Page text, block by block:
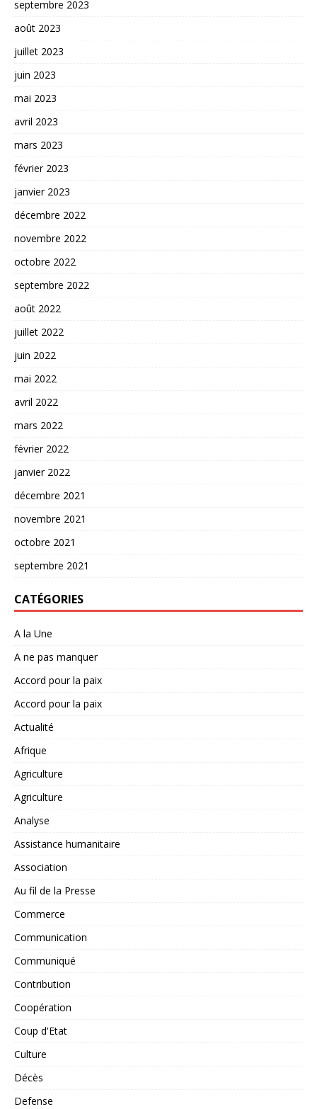
septembre 2023
août 2023
juillet 2023
juin 2023
mai 2023
avril 2023
mars 2023
février 2023
janvier 2023
décembre 2022
novembre 2022
octobre 2022
septembre 2022
août 2022
juillet 2022
juin 2022
mai 2022
avril 2022
mars 2022
février 2022
janvier 2022
décembre 2021
novembre 2021
octobre 2021
septembre 2021
CATÉGORIES
A la Une
A ne pas manquer
Accord pour la paix
Accord pour la paix
Actualité
Afrique
Agriculture
Agriculture
Analyse
Assistance humanitaire
Association
Au fil de la Presse
Commerce
Communication
Communiqué
Contribution
Coopération
Coup d'Etat
Culture
Décès
Defense